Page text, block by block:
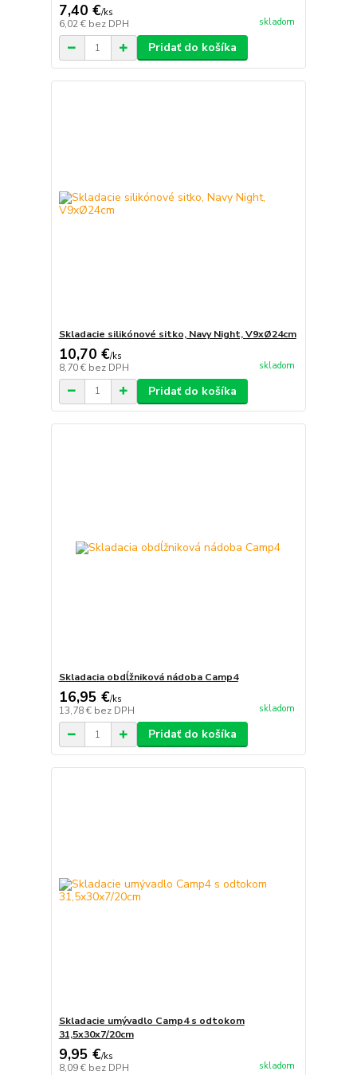
7,40 €/ks
6,02 € bez DPH skladom
Pridať do košíka
Skladacie silikónové sitko, Navy Night, V9xØ24cm
10,70 €/ks
8,70 € bez DPH skladom
Pridať do košíka
Skladacia obdĺžniková nádoba Camp4
16,95 €/ks
13,78 € bez DPH skladom
Pridať do košíka
Skladacie umývadlo Camp4 s odtokom
31,5x30x7/20cm
9,95 €/ks
8,09 € bez DPH skladom